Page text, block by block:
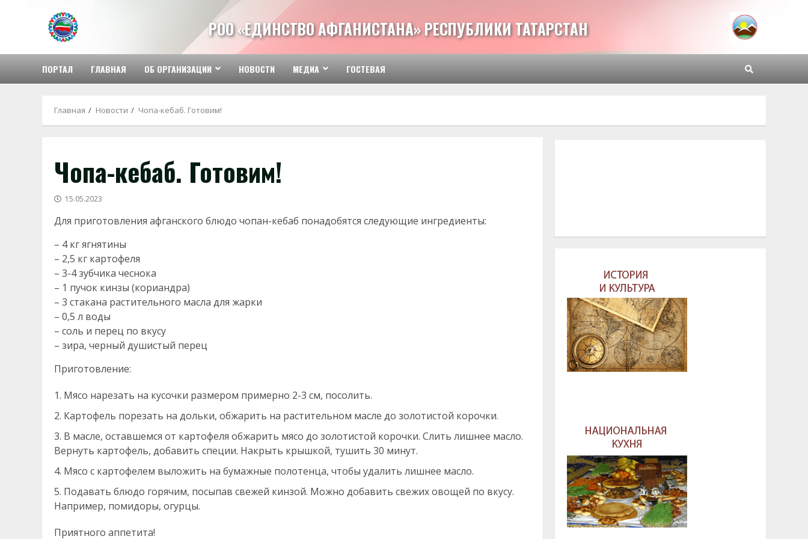
содержимому
РОО «ЕДИНСТВО АФГАНИСТАНА» РЕСПУБЛИКИ ТАТАРСТАН
ПОРТАЛ ГЛАВНАЯ ОБ ОРГАНИЗАЦИИ НОВОСТИ МЕДИА ГОСТЕВАЯ
Главная Новости Чопа-кебаб. Готовим!
Чопа-кебаб. Готовим!
15.05.2023
Для приготовления афганского блюдо чопан-кебаб понадобятся следующие ингредиенты:
– 4 кг ягнятины
– 2,5 кг картофеля
– 3-4 зубчика чеснока
– 1 пучок кинзы (кориандра)
– 3 стакана растительного масла для жарки
– 0,5 л воды
– соль и перец по вкусу
– зира, черный душистый перец
Приготовление:
Мясо нарезать на кусочки размером примерно 2-3 см, посолить.
Картофель порезать на дольки, обжарить на растительном масле до золотистой корочки.
В масле, оставшемся от картофеля обжарить мясо до золотистой корочки. Слить лишнее масло.
Вернуть картофель, добавить специи. Накрыть крышкой, тушить 30 минут.
Мясо с картофелем выложить на бумажные полотенца, чтобы удалить лишнее масло.
Подавать блюдо горячим, посыпав свежей кинзой. Можно добавить свежих овощей по вкусу.
Например, помидоры, огурцы.
Приятного аппетита!